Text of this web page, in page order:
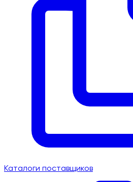
Каталоги поставщиков